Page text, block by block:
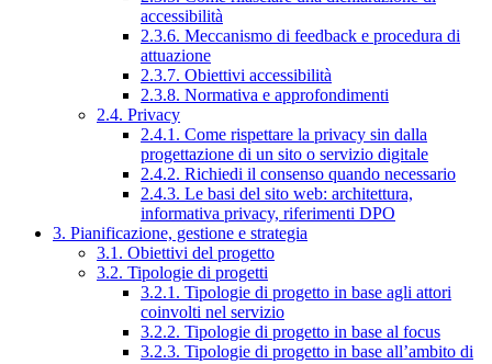
accessibilità
2.3.6. Meccanismo di feedback e procedura di
attuazione
2.3.7. Obiettivi accessibilità
2.3.8. Normativa e approfondimenti
2.4. Privacy
2.4.1. Come rispettare la privacy sin dalla
progettazione di un sito o servizio digitale
2.4.2. Richiedi il consenso quando necessario
2.4.3. Le basi del sito web: architettura,
informativa privacy, riferimenti DPO
3. Pianificazione, gestione e strategia
3.1. Obiettivi del progetto
3.2. Tipologie di progetti
3.2.1. Tipologie di progetto in base agli attori
coinvolti nel servizio
3.2.2. Tipologie di progetto in base al focus
3.2.3. Tipologie di progetto in base all’ambito di